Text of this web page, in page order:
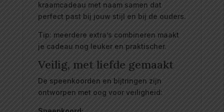
kraamcadeau met naam samen dat
perfect past bij jouw stijl en bij de ouders.
Tip: meerdere extra’s combineren maakt
je cadeau nog leuker en praktischer.
Veilig, met liefde gemaakt
De speenkoorden en bijtringen zijn
ontworpen met oog voor veiligheid: